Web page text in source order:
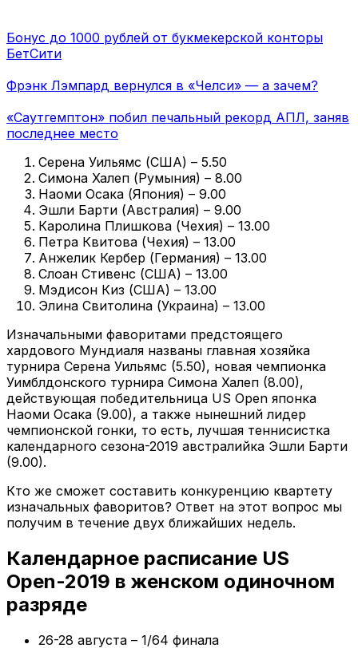
Бонус до 1000 рублей от букмекерской конторы
БетСити
Фрэнк Лэмпард вернулся в «Челси» — а зачем?
«Саутгемптон» побил печальный рекорд АПЛ, заняв
последнее место
Серена Уильямс (США) – 5.50
Симона Халеп (Румыния) – 8.00
Наоми Осака (Япония) – 9.00
Эшли Барти (Австралия) – 9.00
Каролина Плишкова (Чехия) – 13.00
Петра Квитова (Чехия) – 13.00
Анжелик Кербер (Германия) – 13.00
Слоан Стивенс (США) – 13.00
Мэдисон Киз (США) – 13.00
Элина Свитолина (Украина) – 13.00
Изначальными фаворитами предстоящего
хардового Мундиаля названы главная хозяйка
турнира Серена Уильямс (5.50), новая чемпионка
Уимблдонского турнира Симона Халеп (8.00),
действующая победительница US Open японка
Наоми Осака (9.00), а также нынешний лидер
чемпионской гонки, то есть, лучшая теннисистка
календарного сезона-2019 австралийка Эшли Барти
(9.00).
Кто же сможет составить конкуренцию квартету
изначальных фаворитов? Ответ на этот вопрос мы
получим в течение двух ближайших недель.
Календарное расписание US
Open-2019 в женском одиночном
разряде
26-28 августа – 1/64 финала